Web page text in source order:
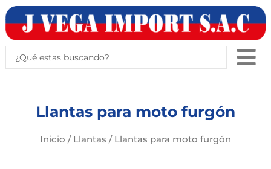
al
contenido
Llantas para moto furgón
Inicio / Llantas / Llantas para moto furgón